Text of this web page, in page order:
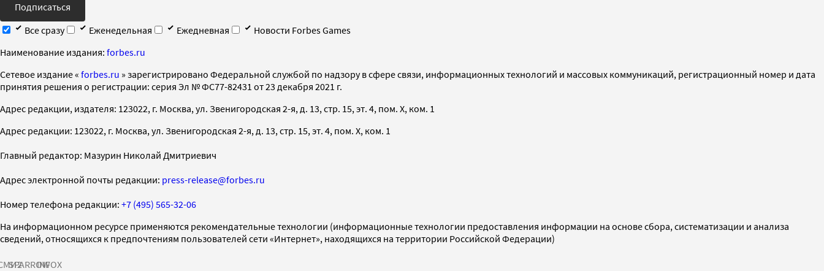
Подписаться
Все сразу
Еженедельная Ежедневная
Новости Forbes Games
Наименование издания: forbes.ru
Cетевое издание « forbes.ru » зарегистрировано Федеральной службой по надзору в сфере связи, информационных технологий и массовых коммуникаций, регистрационный номер и дата
принятия решения о регистрации: серия Эл № ФС77-82431 от 23 декабря 2021 г.
Адрес редакции, издателя: 123022, г. Москва, ул. Звенигородская 2-я, д. 13, стр. 15, эт. 4, пом. X, ком. 1
Адрес редакции: 123022, г. Москва, ул. Звенигородская 2-я, д. 13, стр. 15, эт. 4, пом. X, ком. 1
Главный редактор: Мазурин Николай Дмитриевич
Адрес электронной почты редакции: press-release@forbes.ru
Номер телефона редакции: +7 (495) 565-32-06
На информационном ресурсе применяются рекомендательные технологии (информационные технологии предоставления информации на основе сбора, систематизации и анализа
сведений, относящихся к предпочтениям пользователей сети «Интернет», находящихся на территории Российской Федерации)
SPARROWINFOX